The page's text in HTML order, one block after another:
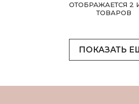
ОТОБРАЖАЕТСЯ 2
ТОВАРОВ
ПОКАЗАТЬ